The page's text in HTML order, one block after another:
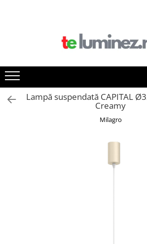
Lampă suspendată CAPITAL
Creamy
Milagro